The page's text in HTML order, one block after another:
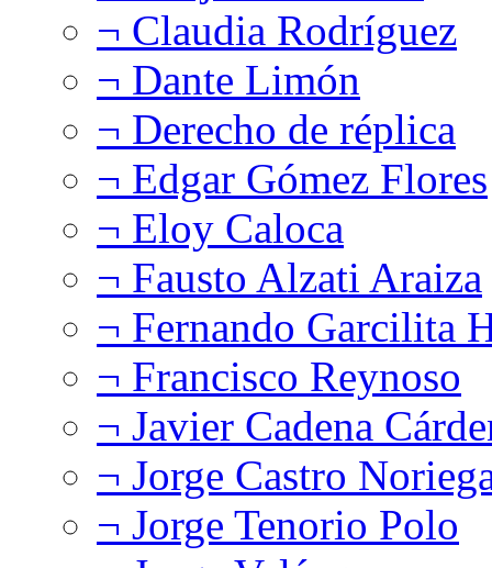
¬ Claudia Rodríguez
¬ Dante Limón
¬ Derecho de réplica
¬ Edgar Gómez Flores
¬ Eloy Caloca
¬ Fausto Alzati Araiza
¬ Fernando Garcilita
¬ Francisco Reynoso
¬ Javier Cadena
¬ Jorge Castro
¬ Jorge Tenorio Polo